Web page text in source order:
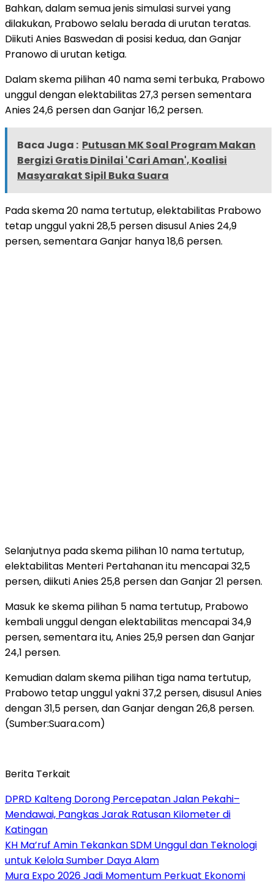
Bahkan, dalam semua jenis simulasi survei yang
dilakukan, Prabowo selalu berada di urutan teratas.
Diikuti Anies Baswedan di posisi kedua, dan Ganjar
Pranowo di urutan ketiga.
Dalam skema pilihan 40 nama semi terbuka, Prabowo
unggul dengan elektabilitas 27,3 persen sementara
Anies 24,6 persen dan Ganjar 16,2 persen.
Baca Juga : Putusan MK Soal Program Makan
Bergizi Gratis Dinilai 'Cari Aman', Koalisi
Masyarakat Sipil Buka Suara
Pada skema 20 nama tertutup, elektabilitas Prabowo
tetap unggul yakni 28,5 persen disusul Anies 24,9
persen, sementara Ganjar hanya 18,6 persen.
Selanjutnya pada skema pilihan 10 nama tertutup,
elektabilitas Menteri Pertahanan itu mencapai 32,5
persen, diikuti Anies 25,8 persen dan Ganjar 21 persen.
Masuk ke skema pilihan 5 nama tertutup, Prabowo
kembali unggul dengan elektabilitas mencapai 34,9
persen, sementara itu, Anies 25,9 persen dan Ganjar
24,1 persen.
Kemudian dalam skema pilihan tiga nama tertutup,
Prabowo tetap unggul yakni 37,2 persen, disusul Anies
dengan 31,5 persen, dan Ganjar dengan 26,8 persen.
(Sumber:Suara.com)
Berita Terkait
DPRD Kalteng Dorong Percepatan Jalan Pekahi–
Mendawai, Pangkas Jarak Ratusan Kilometer di
Katingan
KH Ma’ruf Amin Tekankan SDM Unggul dan Teknologi
untuk Kelola Sumber Daya Alam
Mura Expo 2026 Jadi Momentum Perkuat Ekonomi